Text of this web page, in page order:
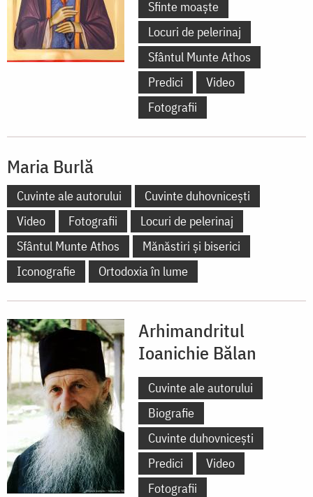
Sfinte moaște
Locuri de pelerinaj
Sfântul Munte Athos
Predici
Video
Fotografii
Maria Burlă
Cuvinte ale autorului
Cuvinte duhovnicești
Video
Fotografii
Locuri de pelerinaj
Sfântul Munte Athos
Mănăstiri și biserici
Iconografie
Ortodoxia în lume
Arhimandritul
Ioanichie Bălan
Cuvinte ale autorului
Biografie
Cuvinte duhovnicești
Predici
Video
Fotografii